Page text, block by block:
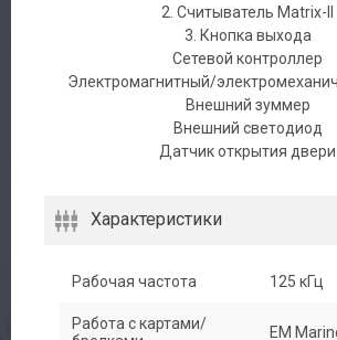
2. Считыватель Matrix-II
3. Кнопка выхода
Сетевой контроллер
Электромагнитный/
Внешний зуммер
Внешний светодиод
Датчик открытия двери
Характеристики
Рабочая частота 125 кГц
Работа с картами/
EM